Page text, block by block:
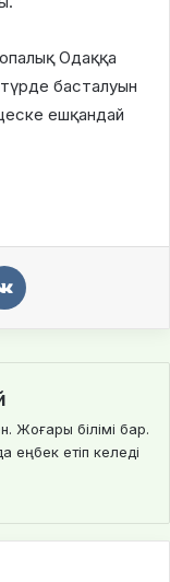
Одаққа
басталуын
ешқандай
Жоғары білімі бар.
еңбек етіп келеді